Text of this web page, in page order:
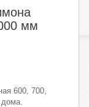
мм
600, 700,